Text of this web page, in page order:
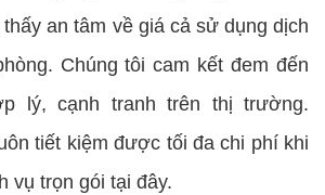
an tâm về giá cả sử dụng dịch
Chúng tôi cam kết đem đến
lý, cạnh tranh trên thị trường.
tiết kiệm được tối đa chi phí khi
vụ trọn gói tại đây.